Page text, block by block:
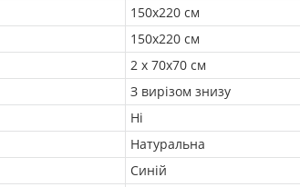
150х220 см
150х220 см
2 х 70х70 см
З вирізом знизу
Ні
Натуральна
Синій